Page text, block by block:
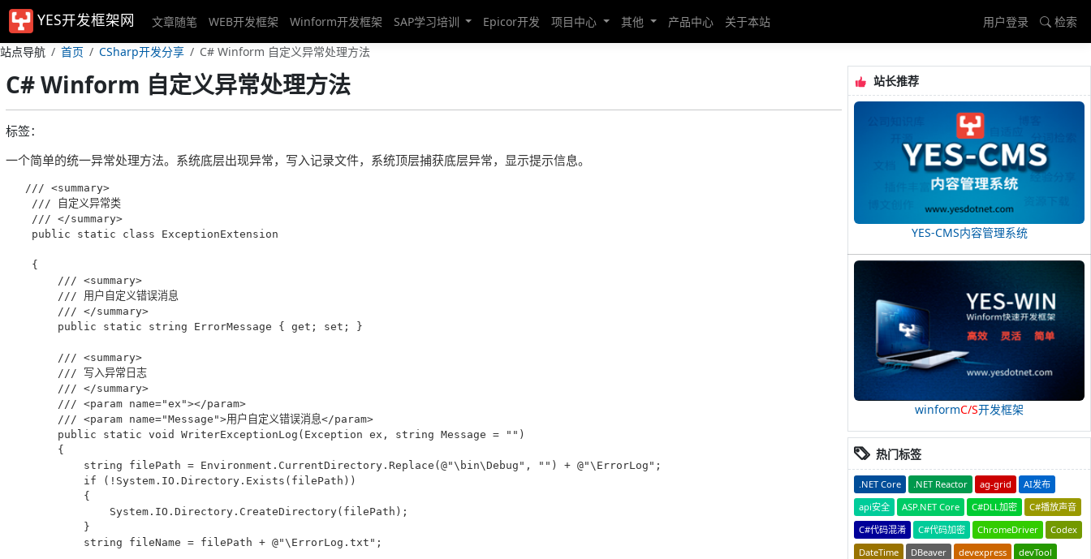
YES开发框架网 文章随笔 WEB开发框架 Winform开发框架 SAP学习培训 Epicor开发 项目中心 其他 产品中心 关于本站 用户登录
检索
站点导航
首页 CSharp开发分享 C# Winform 自定义异常处理方法
C# Winform 自定义异常处理方法
标签：
一个简单的统一异常处理方法。系统底层出现异常，写入记录文件，系统顶层捕获底层异常，显示提示信息。
   /// <summary>
    /// 自定义异常类
    /// </summary>
    public static class ExceptionExtension
    {
        /// <summary>
        /// 用户自定义错误消息
        /// </summary>
        public static string ErrorMessage { get; set; }
        /// <summary>
        /// 写入异常日志
        /// </summary>
        /// <param name="ex"></param>
        /// <param name="Message">用户自定义错误消息</param>
        public static void WriterExceptionLog(Exception ex, string Message = "")
        {
            string filePath = Environment.CurrentDirectory.Replace(@"\bin\Debug", "") + @"\ErrorLog";
            if (!System.IO.Directory.Exists(filePath))
            {
                System.IO.Directory.CreateDirectory(filePath);
            }
            string fileName = filePath + @"\ErrorLog.txt";
站长推荐
YES-CMS内容管理系统
winformC/S开发框架
热门标签
.NET Core .NET Reactor ag-grid
AI发布
api安全
ASP.NET Core C#DLL加密
C#播放声音
C#代码混淆
C#代码加密 ChromeDriver
Codex
DateTime
DBeaver devexpress
devTool